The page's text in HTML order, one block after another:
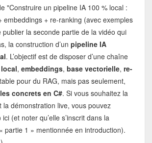
"Construire un pipeline IA 100 % local :
embeddings + re-ranking (avec exemples
publier la seconde partie de la vidéo qui
la construction d’un pipeline IA
. L’objectif est de disposer d’une chaîne
, embeddings, base vectorielle, re-
pour du RAG, mais pas seulement,
concrets en C#. Si vous souhaitez la
la démonstration live, vous pouvez
(et noter qu’elle s’inscrit dans la
partie 1 » mentionnée en introduction).